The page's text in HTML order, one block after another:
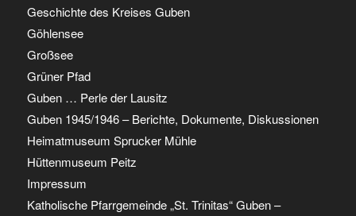
Geschichte des Kreises Guben
Göhlensee
Großsee
Grüner Pfad
Guben … Perle der Lausitz
Guben 1945/1946 – Berichte, Dokumente, Diskussionen
Heimatmuseum Sprucker Mühle
Hüttenmuseum Peitz
Impressum
Katholische Pfarrgemeinde „St. Trinitas“ Guben –